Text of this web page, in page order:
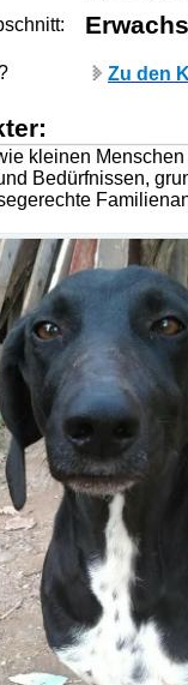
Zu den
kleinen
Bedürfnissen,